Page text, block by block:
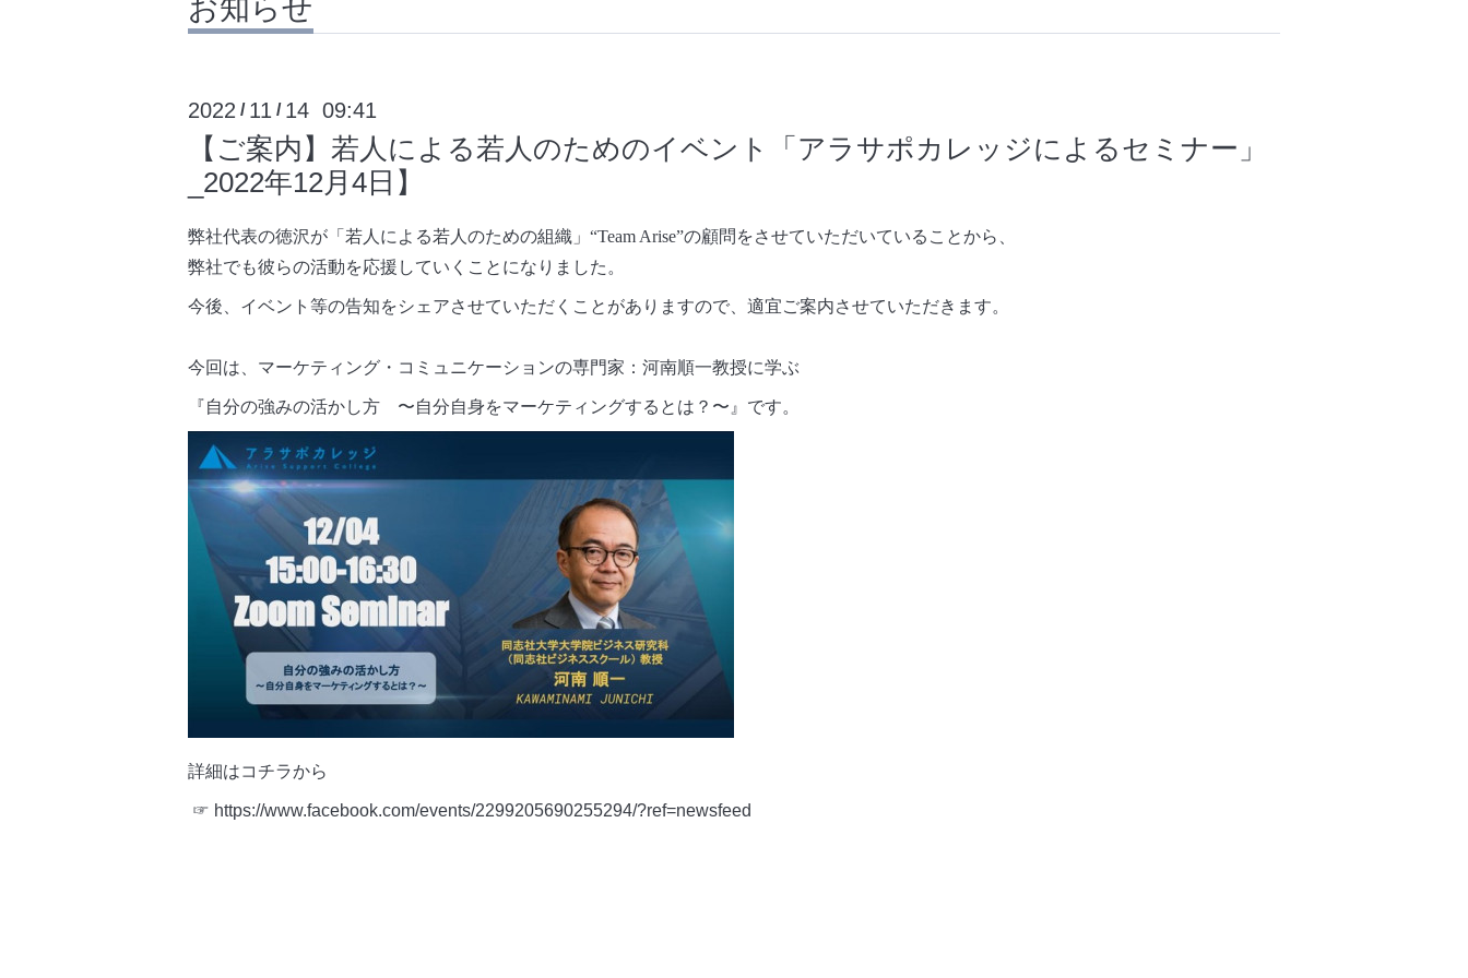
お知らせ
2022 / 11 / 14 09:41
【ご案内】若人による若人のためのイベント「アラサポカレッジによるセミナー」
_2022年12月4日】
弊社代表の徳沢が「若人による若人のための組織」“Team Arise”の顧問をさせていただいていることから、
弊社でも彼らの活動を応援していくことになりました。
今後、イベント等の告知をシェアさせていただくことがありますので、適宜ご案内させていただきます。
今回は、マーケティング・コミュニケーションの専門家：河南順一教授に学ぶ
『自分の強みの活かし方 〜自分自身をマーケティングするとは？〜』です。
詳細はコチラから
☞ https://www.facebook.com/events/2299205690255294/?ref=newsfeed